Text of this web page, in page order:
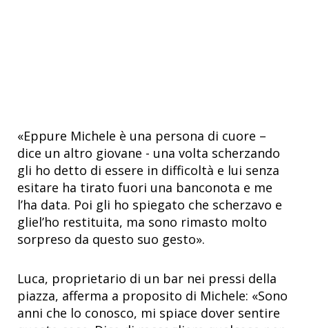
«Eppure Michele è una persona di cuore –
dice un altro giovane - una volta scherzando
gli ho detto di essere in difficoltà e lui senza
esitare ha tirato fuori una banconota e me
l’ha data. Poi gli ho spiegato che scherzavo e
gliel’ho restituita, ma sono rimasto molto
sorpreso da questo suo gesto».
Luca, proprietario di un bar nei pressi della
piazza, afferma a proposito di Michele: «Sono
anni che lo conosco, mi spiace dover sentire